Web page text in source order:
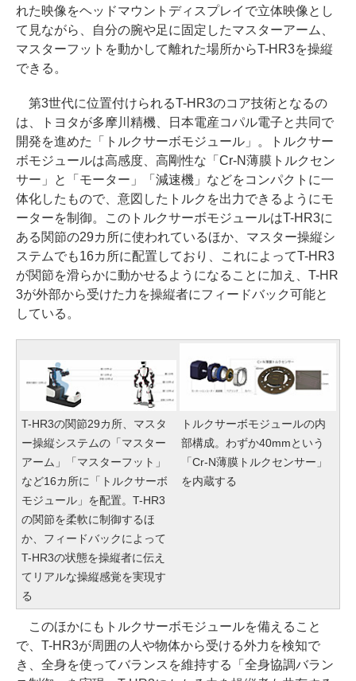
れた映像をヘッドマウントディスプレイで立体映像とし
て見ながら、自分の腕や足に固定したマスターアーム、
マスターフットを動かして離れた場所からT-HR3を操縦
できる。
第3世代に位置付けられるT-HR3のコア技術となるの
は、トヨタが多摩川精機、日本電産コパル電子と共同で
開発を進めた「トルクサーボモジュール」。トルクサー
ボモジュールは高感度、高剛性な「Cr-N薄膜トルクセン
サー」と「モーター」「減速機」などをコンパクトに一
体化したもので、意図したトルクを出力できるようにモ
ーターを制御。このトルクサーボモジュールはT-HR3に
ある関節の29カ所に使われているほか、マスター操縦シ
ステムでも16カ所に配置しており、これによってT-HR3
が関節を滑らかに動かせるようになることに加え、T-HR
3が外部から受けた力を操縦者にフィードバック可能と
している。
T-HR3の関節29カ所、マスタ
ー操縦システムの「マスター
アーム」「マスターフット」
など16カ所に「トルクサーボ
モジュール」を配置。T-HR3
の関節を柔軟に制御するほ
か、フィードバックによって
T-HR3の状態を操縦者に伝え
てリアルな操縦感覚を実現す
る
トルクサーボモジュールの内
部構成。わずか40mmという
「Cr-N薄膜トルクセンサー」
を内蔵する
このほかにもトルクサーボモジュールを備えること
で、T-HR3が周囲の人や物体から受ける外力を検知で
き、全身を使ってバランスを維持する「全身協調バラン